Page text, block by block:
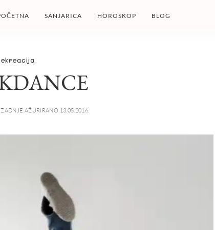
SANJARICA HOROSKOP BLOG
ZADNJE AŽURIRANO 13.05.2016.